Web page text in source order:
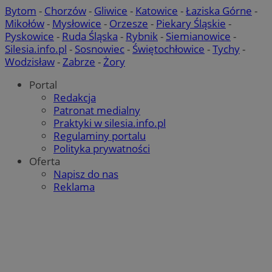
Bytom - Chorzów- Gliwice - Katowice -Łaziska Górne -
Mikołów- Mysłowice - Orzesze - Piekary Śląskie -
Pyskowice - Ruda Śląska - Rybnik- Siemianowice -
Silesia.info.pl - Sosnowiec- Świętochłowice -Tychy-
Wodzisław-Zabrze -Żory
Portal
Redakcja
Patronat medialny
Praktyki w silesia.info.pl
Regulaminy portalu
Polityka prywatności
Oferta
Napisz do nas
Reklama